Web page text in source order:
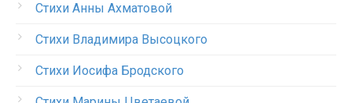
Стихи Анны Ахматовой
Стихи Владимира Высоцкого
Стихи Иосифа Бродского